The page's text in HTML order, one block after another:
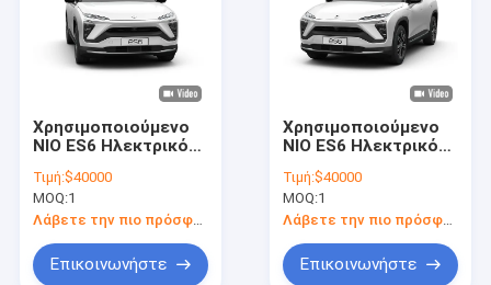
Χρησιμοποιούμενο
NIO ES6 Ηλεκτρικό
Χρησιμοποιούμενο
νέο ηλεκτρικό
crossover SUV
Τιμή:$40000
MOQ:1
Λάβετε την πιο πρόσφατη τιμή
Επικοινωνήστε
Χρησιμοποιούμενο
NIO ES6 Ηλεκτρικό
Χρησιμοποιούμενο
νέο ηλεκτρικό
crossover SUV
Τιμή:$40000
MOQ:1
Επικοινωνήστε